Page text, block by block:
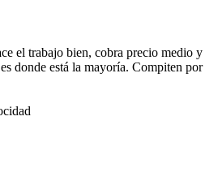
el trabajo bien, cobra precio medio y
donde está la mayoría. Compiten por